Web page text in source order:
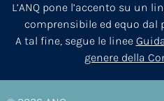
L’ANQ pone l’accento su un
comprensibile ed equo dal
A tal fine, segue le linee
genere della